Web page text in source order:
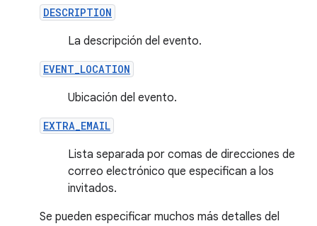
DESCRIPTION
La descripción del evento.
EVENT_LOCATION
Ubicación del evento.
EXTRA_EMAIL
Lista separada por comas de direcciones de
correo electrónico que especifican a los
invitados.
Se pueden especificar muchos más detalles del